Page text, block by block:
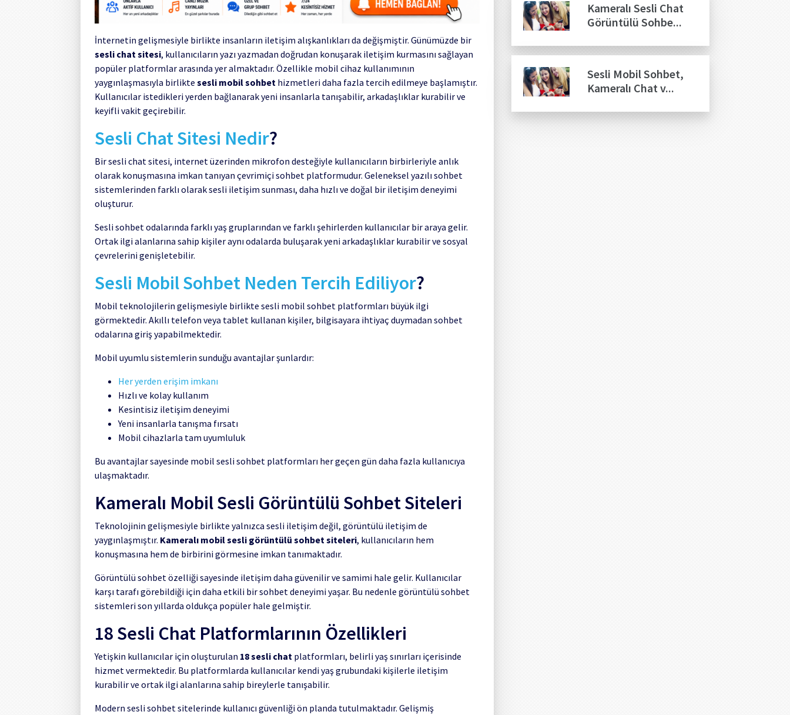
İnternetin gelişmesiyle birlikte insanların iletişim alışkanlıkları da değişmiştir. Günümüzde bir
sesli chat sitesi, kullanıcıların yazı yazmadan doğrudan konuşarak iletişim kurmasını sağlayan
popüler platformlar arasında yer almaktadır. Özellikle mobil cihaz kullanımının
yaygınlaşmasıyla birlikte sesli mobil sohbet hizmetleri daha fazla tercih edilmeye başlamıştır.
Kullanıcılar istedikleri yerden bağlanarak yeni insanlarla tanışabilir, arkadaşlıklar kurabilir ve
keyifli vakit geçirebilir.
Sesli Chat Sitesi Nedir?
Bir sesli chat sitesi, internet üzerinden mikrofon desteğiyle kullanıcıların birbirleriyle anlık
olarak konuşmasına imkan tanıyan çevrimiçi sohbet platformudur. Geleneksel yazılı sohbet
sistemlerinden farklı olarak sesli iletişim sunması, daha hızlı ve doğal bir iletişim deneyimi
oluşturur.
Sesli sohbet odalarında farklı yaş gruplarından ve farklı şehirlerden kullanıcılar bir araya gelir.
Ortak ilgi alanlarına sahip kişiler aynı odalarda buluşarak yeni arkadaşlıklar kurabilir ve sosyal
çevrelerini genişletebilir.
Sesli Mobil Sohbet Neden Tercih Ediliyor?
Mobil teknolojilerin gelişmesiyle birlikte sesli mobil sohbet platformları büyük ilgi
görmektedir. Akıllı telefon veya tablet kullanan kişiler, bilgisayara ihtiyaç duymadan sohbet
odalarına giriş yapabilmektedir.
Mobil uyumlu sistemlerin sunduğu avantajlar şunlardır:
Her yerden erişim imkanı
Hızlı ve kolay kullanım
Kesintisiz iletişim deneyimi
Yeni insanlarla tanışma fırsatı
Mobil cihazlarla tam uyumluluk
Bu avantajlar sayesinde mobil sesli sohbet platformları her geçen gün daha fazla kullanıcıya
ulaşmaktadır.
Kameralı Mobil Sesli Görüntülü Sohbet Siteleri
Teknolojinin gelişmesiyle birlikte yalnızca sesli iletişim değil, görüntülü iletişim de
yaygınlaşmıştır. Kameralı mobil sesli görüntülü sohbet siteleri, kullanıcıların hem
konuşmasına hem de birbirini görmesine imkan tanımaktadır.
Görüntülü sohbet özelliği sayesinde iletişim daha güvenilir ve samimi hale gelir. Kullanıcılar
karşı tarafı görebildiği için daha etkili bir sohbet deneyimi yaşar. Bu nedenle görüntülü sohbet
sistemleri son yıllarda oldukça popüler hale gelmiştir.
18 Sesli Chat Platformlarının Özellikleri
Yetişkin kullanıcılar için oluşturulan 18 sesli chat platformları, belirli yaş sınırları içerisinde
hizmet vermektedir. Bu platformlarda kullanıcılar kendi yaş grubundaki kişilerle iletişim
kurabilir ve ortak ilgi alanlarına sahip bireylerle tanışabilir.
Modern sesli sohbet sitelerinde kullanıcı güvenliği ön planda tutulmaktadır. Gelişmiş
Kameralı Sesli Chat
Görüntülü Sohbe...
Sesli Mobil Sohbet,
Kameralı Chat v...